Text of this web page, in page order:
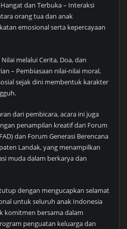
dan Terbuka – Interaksi
orang tua dan anak
emosional serta kepercayaan
melalui Cerita, Doa, dan
– Pembiasaan nilai-nilai moral,
sejak dini membentuk karakter
dari pembicara, acara ini juga
penampilan kreatif dari Forum
dan Forum Generasi Berencana
Landak, yang menampilkan
muda dalam berkarya dan
dengan mengucapkan selamat
untuk seluruh anak Indonesia
komitmen bersama dalam
penguatan keluarga dan